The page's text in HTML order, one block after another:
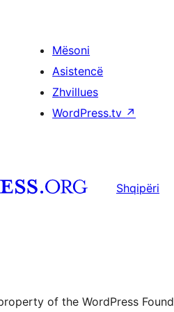
Mësoni
Asistencë
Zhvillues
WordPress.tv ↗
Shqipëri
of the WordPress